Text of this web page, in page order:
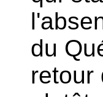
du
retour